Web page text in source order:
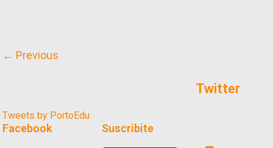
← Previous
Twitter
Tweets by PortoEdu
Facebook Suscribite